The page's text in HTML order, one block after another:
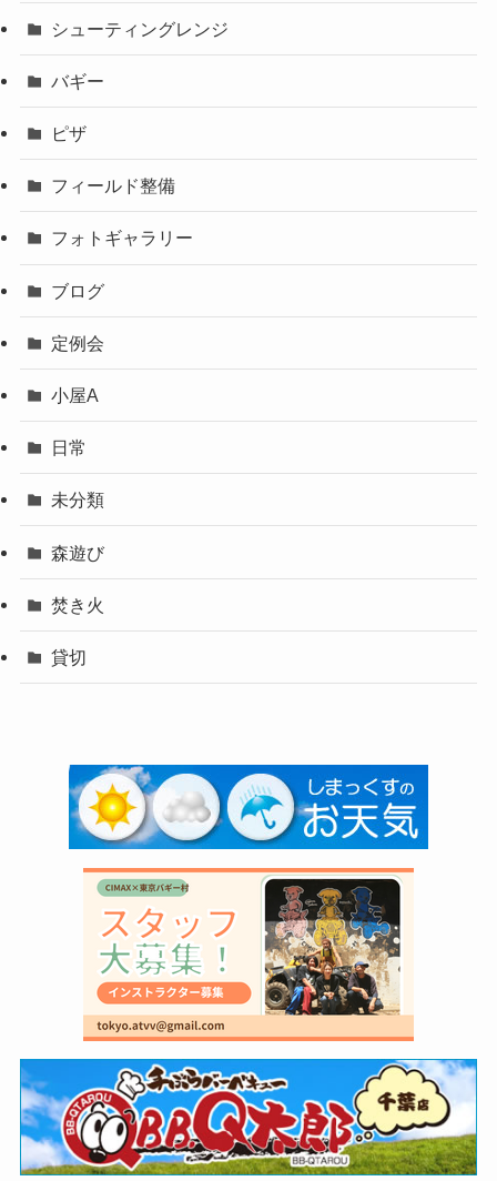
シューティングレンジ
バギー
ピザ
フィールド整備
フォトギャラリー
ブログ
定例会
小屋A
日常
未分類
森遊び
焚き火
貸切